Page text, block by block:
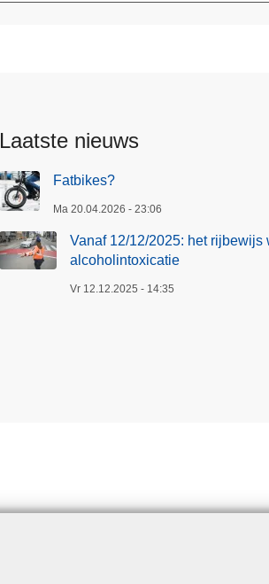
Laatste nieuws
Fatbikes?
Ma 20.04.2026 - 23:06
Vanaf 12/12/2025: het rijbewijs
alcoholintoxicatie
Vr 12.12.2025 - 14:35